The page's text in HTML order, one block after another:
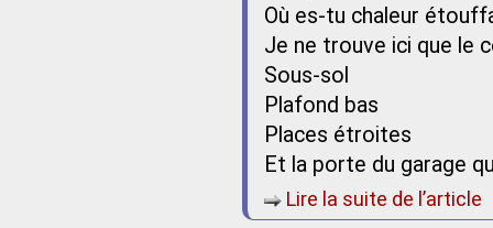
Où es-tu chaleur
Je ne trouve ici que le
Sous-sol
Plafond bas
Places étroites
Et la porte du garage
Lire la suite de l’article